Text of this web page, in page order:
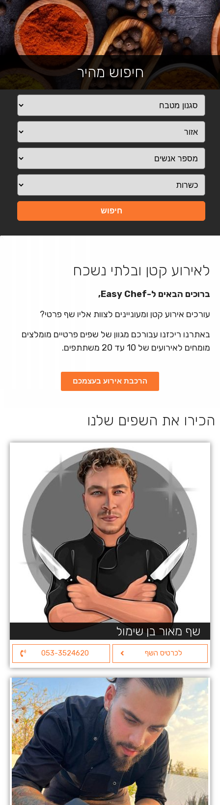
חיפוש מהיר
חיפוש
לאירוע קטן ובלתי נשכח
ברוכים הבאים ל-Easy Chef,
עורכים אירוע קטן ומעוניינים לצוות אליו שף פרטי?
באתרנו ריכזנו עבורכם מגוון של שפים פרטיים מומלצים
מומחים לאירועים של 10 עד 20 משתתפים.
הרכבת אירוע בעצמכם
הכירו את השפים שלנו
שף מאור בן שימול
לכרטיס השף 053-3524620